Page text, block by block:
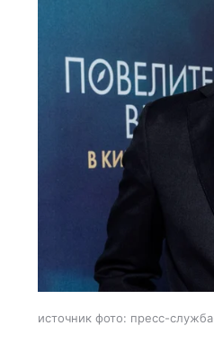
источник фото: пресс-служба